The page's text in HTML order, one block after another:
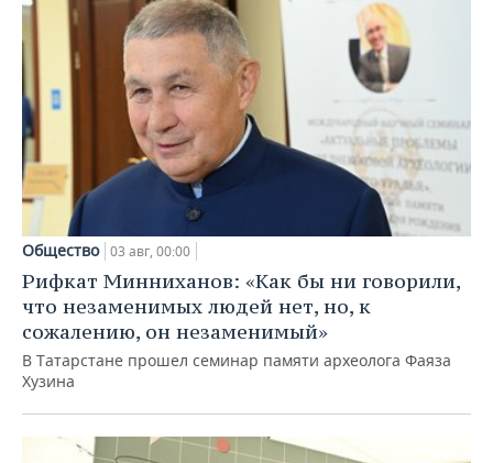
Общество 03 авг, 00:00
Рифкат Минниханов: «Как бы ни говорили,
что незаменимых людей нет, но, к
сожалению, он незаменимый»
В Татарстане прошел семинар памяти археолога Фаяза
Хузина